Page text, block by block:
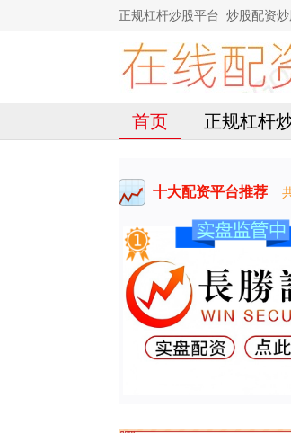
正规杠杆炒股平台_炒股配资
首页 正规杠杆
十大配资平台推荐